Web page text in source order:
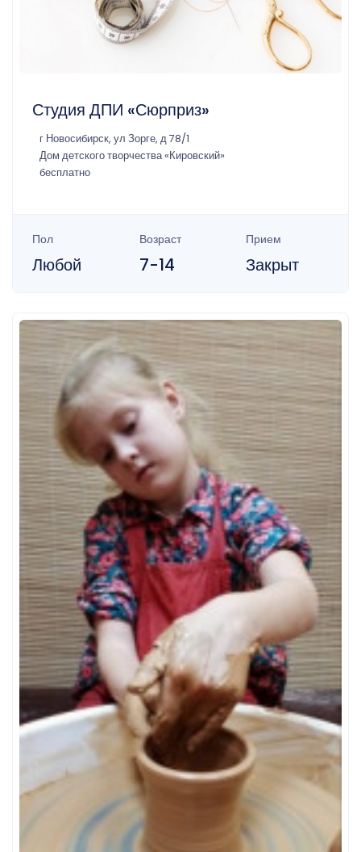
Студия ДПИ «Сюрприз»
г Новосибирск, ул Зорге, д 78/1
Дом детского творчества «Кировский»
бесплатно
Пол
Любой
Возраст
7-14
Прием
Закрыт